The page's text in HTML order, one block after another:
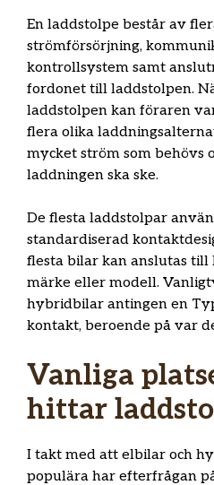
En laddstolpe består av
strömförsörjning,
kontrollsystem samt
fordonet till laddstolpen.
laddstolpen kan föraren
flera olika
mycket ström som behövs
laddningen ska ske.
De flesta laddstolpar
standardiserad
flesta bilar kan anslutas
märke eller modell.
hybridbilar antingen en
kontakt, beroende på var
Vanliga
hittar
I takt med att elbilar och
populära har efterfrågan